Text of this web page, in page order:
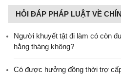
HỎI ĐÁP PHÁP LUẬT VỀ
Người khuyết tật đi làm có còn
hằng tháng không?
​Có được hưởng đồng thời trợ